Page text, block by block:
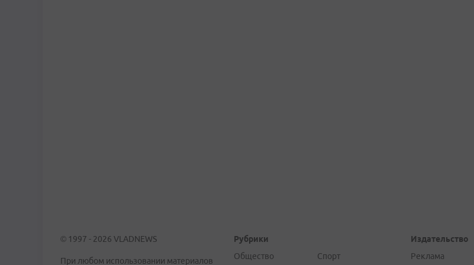
© 1997 - 2026 VLADNEWS
При любом использовании материалов
Рубрики
Общество
Спорт
Издательство
Реклама